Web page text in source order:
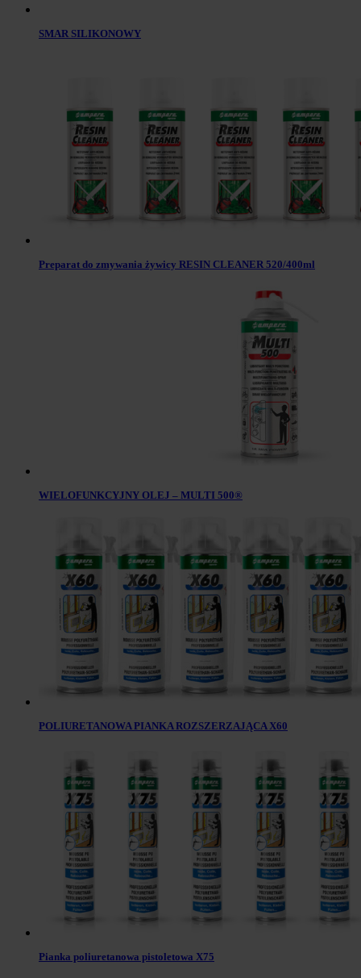
SMAR SILIKONOWY
Preparat do zmywania żywicy RESIN CLEANER 520/400ml
WIELOFUNKCYJNY OLEJ – MULTI 500®
POLIURETANOWA PIANKA ROZSZERZAJĄCA X60
Pianka poliuretanowa pistoletowa X75